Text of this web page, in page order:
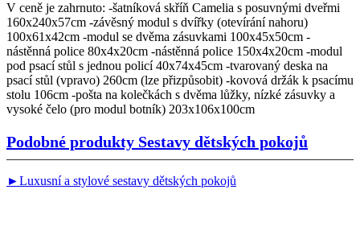
V ceně je zahrnuto: -šatníková skříň Camelia s posuvnými dveřmi
160x240x57cm -závěsný modul s dvířky (otevírání nahoru)
100x61x42cm -modul se dvěma zásuvkami 100x45x50cm -
nástěnná police 80x4x20cm -nástěnná police 150x4x20cm -modul
pod psací stůl s jednou policí 40x74x45cm -tvarovaný deska na
psací stůl (vpravo) 260cm (lze přizpůsobit) -kovová držák k psacímu
stolu 106cm -pošta na kolečkách s dvěma lůžky, nízké zásuvky a
vysoké čelo (pro modul botník) 203x106x100cm
Podobné produkty Sestavy dětských pokojů
►Luxusní a stylové sestavy dětských pokojů